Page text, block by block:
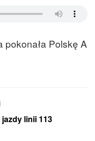
pokonała Polskę A
linii 113